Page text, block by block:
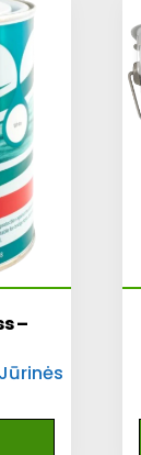
–
Jūrinės